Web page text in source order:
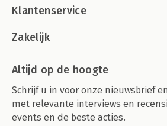
Klantenservice
Zakelijk
Altijd op de hoogte
Schrijf u in voor onze nieuwsbrief
met relevante interviews en
events en de beste acties.